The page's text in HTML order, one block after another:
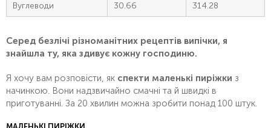
Вуглеводи 30.66 314.28
Серед безлічі різноманітних рецептів випічки, я
знайшла ту, яка здивує кожну господиню.
Я хочу вам розповісти, як спекти маленькі пиріжки з
начинкою. Вони надзвичайно смачні та й швидкі в
приготуванні. За 20 хвилин можна зробити понад 100 штук.